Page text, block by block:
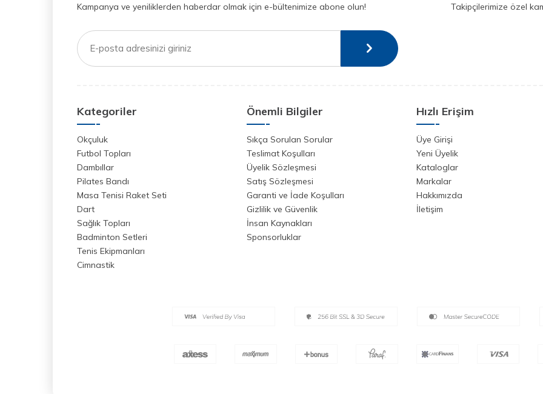
Kampanya ve yeniliklerden haberdar olmak için e-bültenimize abone olun! Takipçilerimize özel
Kategoriler
Okçuluk
Futbol Topları
Dambıllar
Pilates Bandı
Masa Tenisi Raket Seti
Dart
Sağlık Topları
Badminton Setleri
Tenis Ekipmanları
Cimnastik
Önemli Bilgiler
Sıkça Sorulan Sorular
Teslimat Koşulları
Üyelik Sözleşmesi
Satış Sözleşmesi
Garanti ve İade Koşulları
Gizlilik ve Güvenlik
İnsan Kaynakları
Sponsorluklar
Hızlı Erişim
Üye Girişi
Yeni Üyelik
Kataloglar
Markalar
Hakkımızda
İletişim